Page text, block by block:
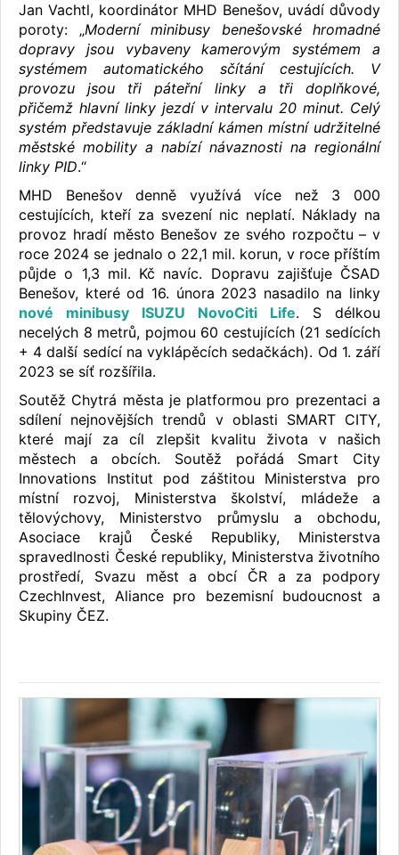
Jan Vachtl, koordinátor MHD Benešov, uvádí důvody
poroty: „Moderní minibusy benešovské hromadné
dopravy jsou vybaveny kamerovým systémem a
systémem automatického sčítání cestujících. V
provozu jsou tři páteřní linky a tři doplňkové,
přičemž hlavní linky jezdí v intervalu 20 minut. Celý
systém představuje základní kámen místní udržitelné
městské mobility a nabízí návaznosti na regionální
linky PID.“
MHD Benešov denně využívá více než 3 000
cestujících, kteří za svezení nic neplatí. Náklady na
provoz hradí město Benešov ze svého rozpočtu – v
roce 2024 se jednalo o 22,1 mil. korun, v roce příštím
půjde o 1,3 mil. Kč navíc. Dopravu zajišťuje ČSAD
Benešov, které od 16. února 2023 nasadilo na linky
nové minibusy ISUZU NovoCiti Life. S délkou
necelých 8 metrů, pojmou 60 cestujících (21 sedících
+ 4 další sedící na vyklápěcích sedačkách). Od 1. září
2023 se síť rozšířila.
Soutěž Chytrá města je platformou pro prezentaci a
sdílení nejnovějších trendů v oblasti SMART CITY,
které mají za cíl zlepšit kvalitu života v našich
městech a obcích. Soutěž pořádá Smart City
Innovations Institut pod záštitou Ministerstva pro
místní rozvoj, Ministerstva školství, mládeže a
tělovýchovy, Ministerstvo průmyslu a obchodu,
Asociace krajů České Republiky, Ministerstva
spravedlnosti České republiky, Ministerstva životního
prostředí, Svazu měst a obcí ČR a za podpory
CzechInvest, Aliance pro bezemisní budoucnost a
Skupiny ČEZ.